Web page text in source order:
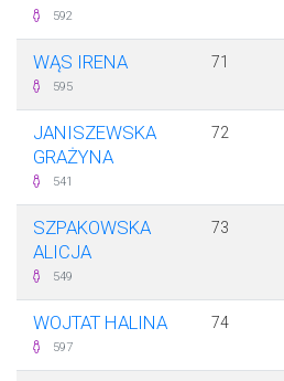
592
WĄS IRENA
595
71
JANISZEWSKA
GRAŻYNA
541
72
SZPAKOWSKA
ALICJA
549
73
WOJTAT HALINA
597
74